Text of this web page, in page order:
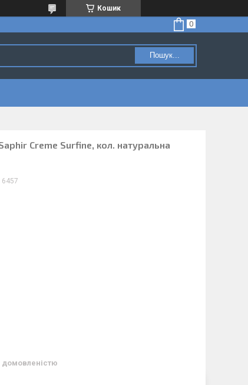
Кошик
Пошук...
Creme Surfine, кол. натуральна
6457
домовленістю